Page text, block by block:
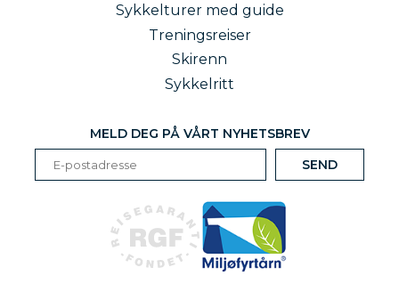
Sykkelturer med guide
Treningsreiser
Skirenn
Sykkelritt
MELD DEG PÅ VÅRT NYHETSBREV